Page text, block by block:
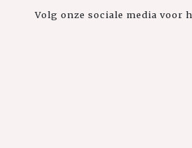
Volg onze sociale media voor